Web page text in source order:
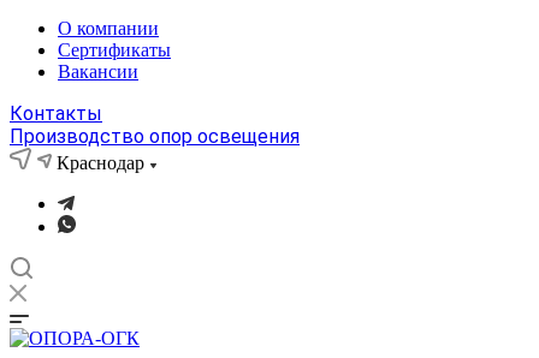
О компании
Сертификаты
Вакансии
Контакты
Производство опор освещения
Краснодар